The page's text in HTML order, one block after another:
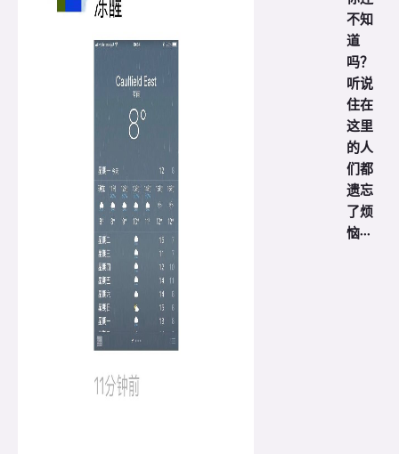
不知
道
吗？
听说
住在
这里
的人
们都
遗忘
了烦
恼···